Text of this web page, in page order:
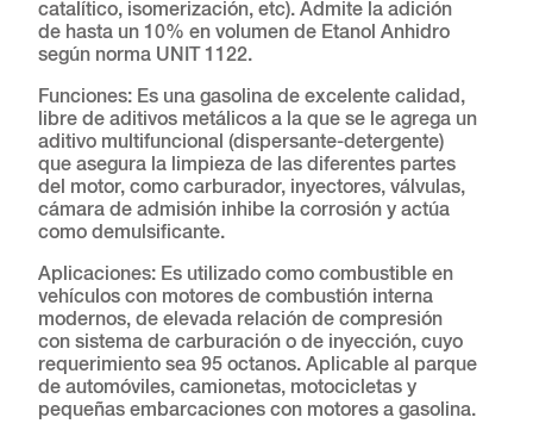
catalítico, isomerización, etc). Admite la adición
de hasta un 10% en volumen de Etanol Anhidro
según norma UNIT 1122.
Funciones: Es una gasolina de excelente calidad,
libre de aditivos metálicos a la que se le agrega un
aditivo multifuncional (dispersante-detergente)
que asegura la limpieza de las diferentes partes
del motor, como carburador, inyectores, válvulas,
cámara de admisión inhibe la corrosión y actúa
como demulsificante.
Aplicaciones: Es utilizado como combustible en
vehículos con motores de combustión interna
modernos, de elevada relación de compresión
con sistema de carburación o de inyección, cuyo
requerimiento sea 95 octanos. Aplicable al parque
de automóviles, camionetas, motocicletas y
pequeñas embarcaciones con motores a gasolina.